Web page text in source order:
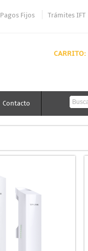
Pagos Fijos Trámites IFT
CARRITO:
Contacto